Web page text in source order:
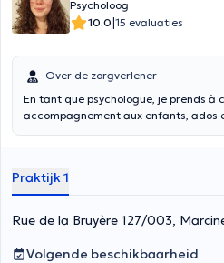
Psycholoog
10.0|15 evaluaties
Over de zorgverlener
En tant que psychologue, je prends
accompagnement aux enfants, ados
Praktijk 1
Rue de la Bruyère 127/003,
Volgende beschikbaarheid